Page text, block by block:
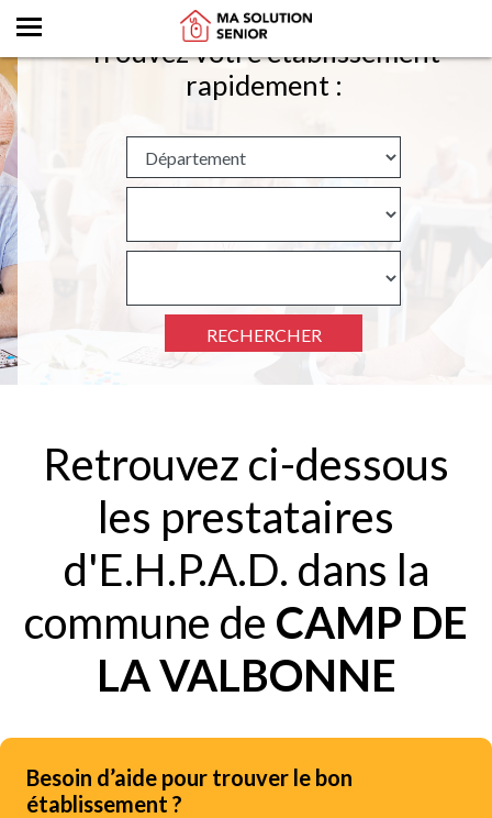
Trouvez votre établissement
rapidement :
RECHERCHER
Retrouvez ci-dessous
les prestataires
d'E.H.P.A.D. dans la
commune de CAMP DE
LA VALBONNE
Besoin d’aide pour trouver le bon
établissement ?